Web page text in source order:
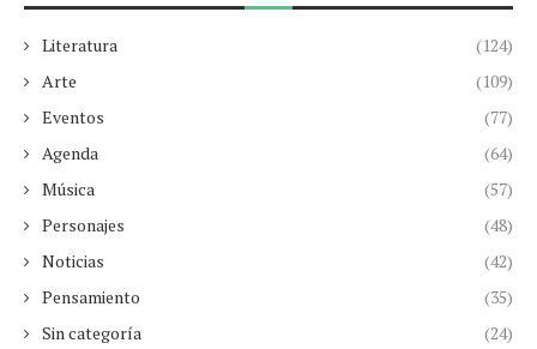
Literatura
(124)
Arte
(109)
Eventos
(77)
Agenda
(64)
Música
(57)
Personajes
(48)
Noticias
(42)
Pensamiento
(35)
Sin categoría
(24)